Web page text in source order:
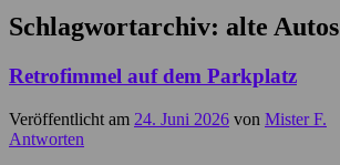
Schlagwortarchiv: alte Autos
Retrofimmel auf dem Parkplatz
Veröffentlicht am 24. Juni 2026 von Mister F.
Antworten